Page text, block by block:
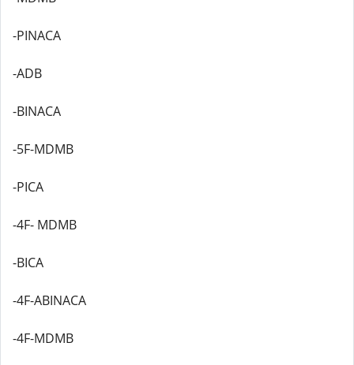
-PINACA
-ADB
-BINACA
-5F-MDMB
-PICA
-4F- MDMB
-BICA
-4F-ABINACA
-4F-MDMB